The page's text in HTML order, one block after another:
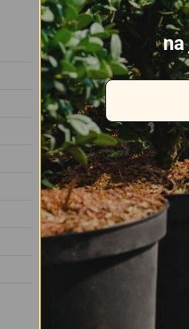
Podobne
na